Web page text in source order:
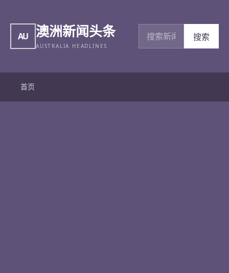
AU 澳洲新闻头条
AUSTRALIA HEADLINES
搜索新闻
搜索
首页